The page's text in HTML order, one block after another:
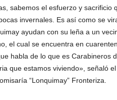
sabemos el esfuerzo y sacrificio
invernales. Es así como se
ayudan con su leña a un
el cual se encuentra en
habla de lo que es Carabineros
que estamos viviendo», señaló
“Lonquimay” Fronteriza.